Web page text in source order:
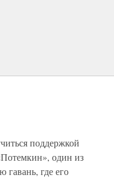
поддержкой
один из
где его